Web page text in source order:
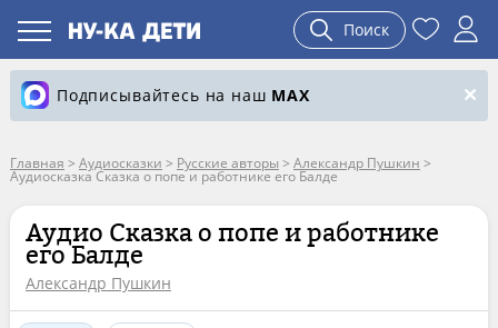
Поиск
Подписывайтесь на наш MAX
Главная > Аудиосказки > Русские авторы > Александр Пушкин >
Аудиосказка Сказка о попе и работнике его Балде
Аудио Сказка о попе и работнике
его Балде
Александр Пушкин